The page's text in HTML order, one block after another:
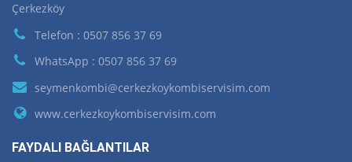
Çerkezköy
Telefon : 0507 856 37 69
WhatsApp : 0507 856 37 69
seymenkombi@cerkezkoykombiservisim.com
www.cerkezkoykombiservisim.com
FAYDALI BAĞLANTILAR